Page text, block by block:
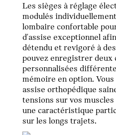
Les sièges à réglage
modulés
lombaire confortable
d'assise exceptionnel
détendu et revigoré à
pouvez enregistrer deux
personnalisées
mémoire en option.
assise orthopédique
tensions sur vos
une caractéristique
sur les longs trajets.